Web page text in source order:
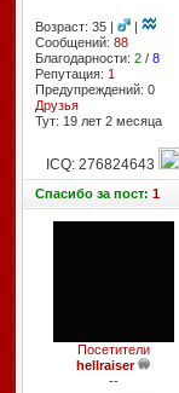
Возраст: 35 |
|
Сообщений: 88
Благодарности: 2/ 8
Репутация: 1
Предупреждений: 0
Друзья
Тут: 19 лет 2 месяцa
ICQ: 276824643
Спасибоза пост: 1
Посетители
hellraiser
--